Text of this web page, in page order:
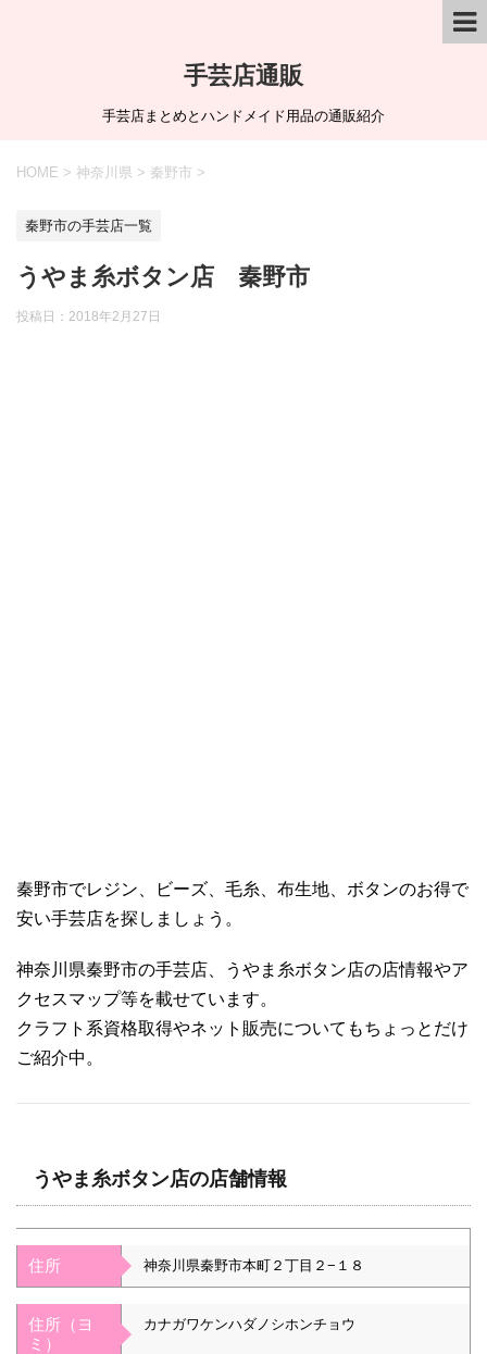
手芸店通販
手芸店まとめとハンドメイド用品の通販紹介
HOME > 神奈川県 > 秦野市 >
秦野市の手芸店一覧
うやま糸ボタン店 秦野市
投稿日： 2018年2月27日
秦野市でレジン、ビーズ、毛糸、布生地、ボタンのお得で
安い手芸店を探しましょう。
神奈川県秦野市の手芸店、うやま糸ボタン店の店情報やア
クセスマップ等を載せています。
クラフト系資格取得やネット販売についてもちょっとだけ
ご紹介中。
うやま糸ボタン店の店舗情報
住所 神奈川県秦野市本町２丁目２−１８
住所（ヨ
ミ）
カナガワケンハダノシホンチョウ